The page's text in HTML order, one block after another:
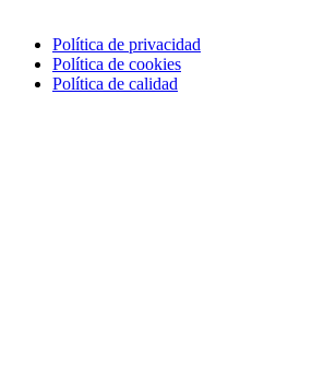
Política de privacidad
Política de cookies
Política de calidad